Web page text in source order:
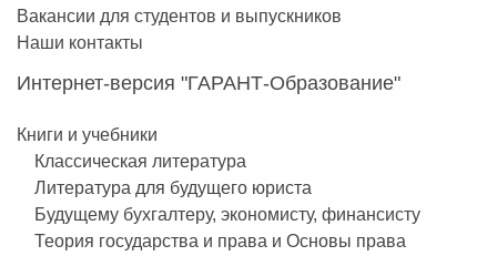
Вакансии для студентов и выпускников
Наши контакты
Интернет-версия "ГАРАНТ-Образование"
Книги и учебники
Классическая литература
Литература для будущего юриста
Будущему бухгалтеру, экономисту, финансисту
Теория государства и права и Основы права